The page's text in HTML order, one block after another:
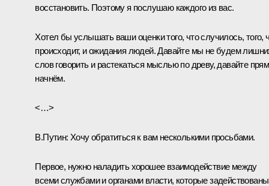
восстановить. Поэтому я послушаю каждого из вас.
Хотел бы услышать ваши оценки того, что случилось, того,
происходит, и ожидания людей. Давайте мы не будем
слов говорить и растекаться мыслью по древу, давайте
начнём.
<…>
В.Путин: Хочу обратиться к вам несколькими просьбами.
Первое, нужно наладить хорошее взаимодействие между
всеми службами и органами власти, которые задействованы